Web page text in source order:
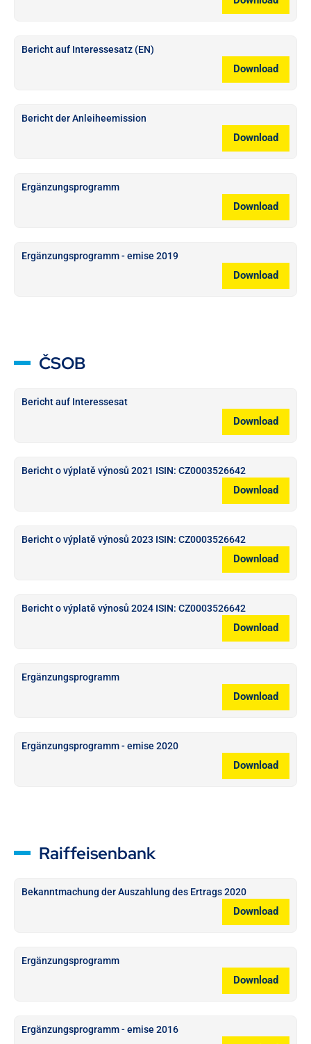
Bericht auf Interessesatz (EN)
Download
Bericht der Anleiheemission
Download
Ergänzungsprogramm
Download
Ergänzungsprogramm - emise 2019
Download
ČSOB
Bericht auf Interessesat
Download
Bericht o výplatě výnosů 2021 ISIN: CZ0003526642
Download
Bericht o výplatě výnosů 2023 ISIN: CZ0003526642
Download
Bericht o výplatě výnosů 2024 ISIN: CZ0003526642
Download
Ergänzungsprogramm
Download
Ergänzungsprogramm - emise 2020
Download
Raiffeisenbank
Bekanntmachung der Auszahlung des Ertrags 2020
Download
Ergänzungsprogramm
Download
Ergänzungsprogramm - emise 2016